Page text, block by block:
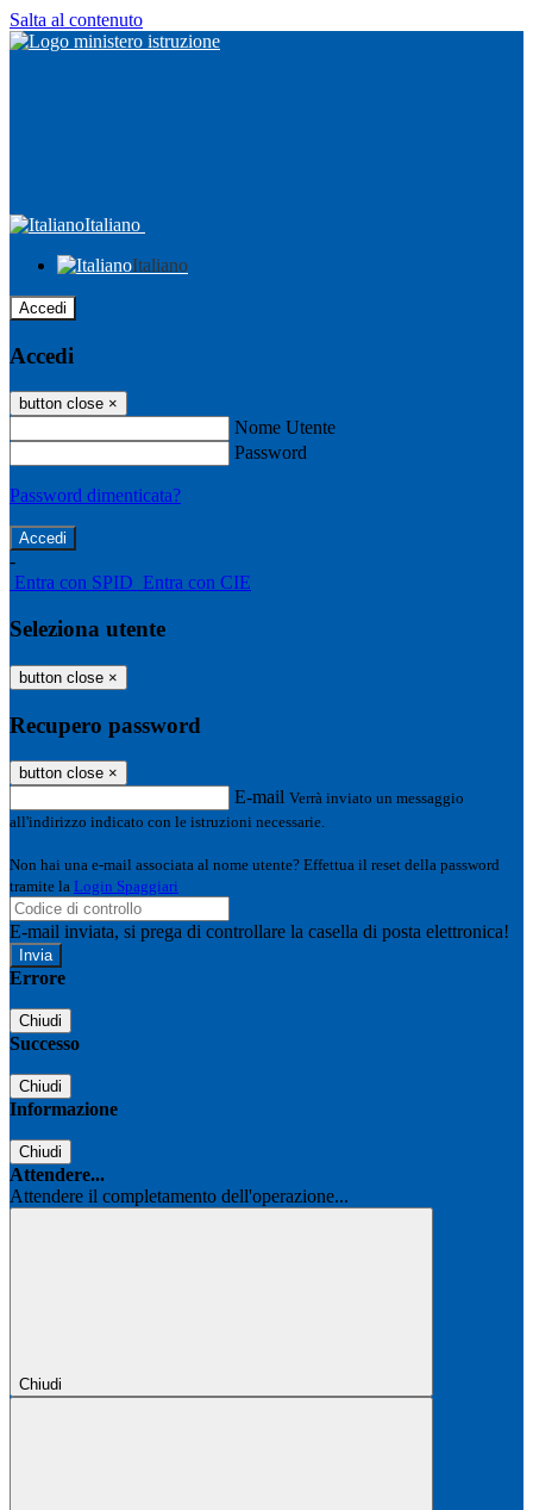
Salta al contenuto
Italiano
Italiano
Accedi
Accedi
button close ×
Nome Utente
Password
Password dimenticata?
-
Entra con SPID Entra con CIE
Seleziona utente
button close ×
Recupero password
button close ×
E-mail Verrà inviato un messaggio
all'indirizzo indicato con le istruzioni necessarie.
Non hai una e-mail associata al nome utente? Effettua il reset della password
tramite la Login Spaggiari
E-mail inviata, si prega di controllare la casella di posta elettronica!
Errore
Chiudi
Successo
Chiudi
Informazione
Chiudi
Attendere...
Attendere il completamento dell'operazione...
Chiudi